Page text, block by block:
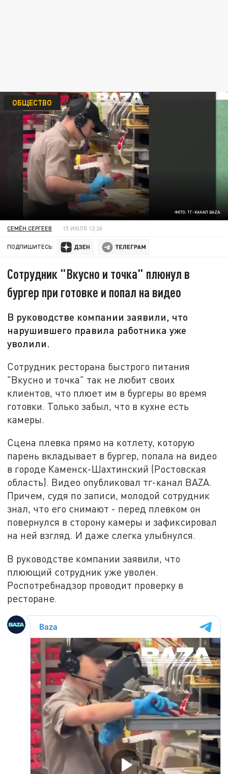
ФОТО: ТГ-КАНАЛ BAZA.
ОБЩЕСТВО
СЕМЁН СЕРГЕЕВ 15 ИЮЛЯ 12:26
ПОДПИШИТЕСЬ:
Сотрудник "Вкусно и точка" плюнул в
бургер при готовке и попал на видео
В руководстве компании заявили, что
нарушившего правила работника уже
уволили.
Сотрудник ресторана быстрого питания
"Вкусно и точка" так не любит своих
клиентов, что плюет им в бургеры во время
готовки. Только забыл, что в кухне есть
камеры.
Сцена плевка прямо на котлету, которую
парень вкладывает в бургер, попала на видео
в городе Каменск-Шахтинский (Ростовская
область). Видео опубликовал тг-канал BAZA.
Причем, судя по записи, молодой сотрудник
знал, что его снимают - перед плевком он
повернулся в сторону камеры и зафиксировал
на ней взгляд. И даже слегка улыбнулся.
В руководстве компании заявили, что
плюющий сотрудник уже уволен.
Роспотребнадзор проводит проверку в
ресторане.